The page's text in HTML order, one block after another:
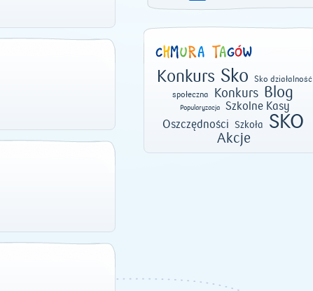
Konkurs Sko
Sko działalność
społeczna
Konkurs Blog
Popularyzacja
Szkolne Kasy
Oszczędności
Szkoła SKO
Akcje